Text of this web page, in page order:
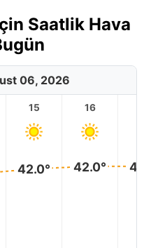
Saatlik Hava
06, 2026
15
42.0°
16
42.0°